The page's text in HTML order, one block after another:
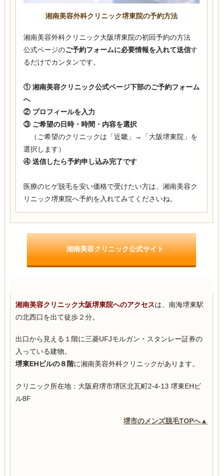
湘南美容外科クリニック堺東院の予約方法
湘南美容外科クリニック大阪堺東院の初回予約の方法
公式ページのご予約フォームに必要情報を入れて送信す
るだけでカンタンです。
① 湘南美容クリニック公式ページ下部のご予約フォーム
へ
② プロフィールを入力
③ ご希望の日時・時間・内容を選択
（ご希望のクリニックは「近畿」→「大阪堺東院」を
選択します）
④ 送信したら予約申し込み完了です
医療のヒゲ脱毛を安い価格で受けたい方は、湘南美容ク
リニック堺東院へ予約を入れてみてくださいね。
湘南美容クリニック公式サイト
湘南美容クリニック大阪堺東院へのアクセスは、南海堺東駅
の北西口を出て徒歩２分。
出口から見える１階に三菱UFJモルガン・スタンレー証券の
入っている建物。
堺東EHビルの８階に湘南美容外科クリニックがあります。
クリニック所在地： 大阪府堺市堺区北瓦町2-4-13 堺東EHビ
ル8F
堺市のメンズ脱毛TOPへ▲